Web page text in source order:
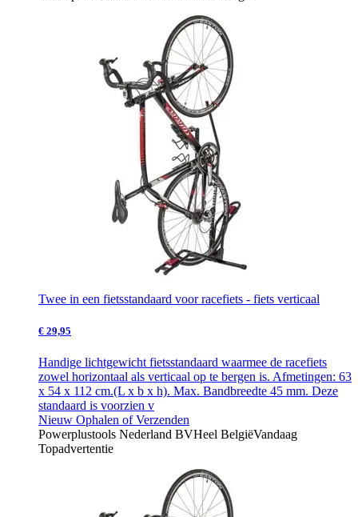
Twee in een fietsstandaard voor racefiets - fiets verticaal
€ 29,95
Handige lichtgewicht fietsstandaard waarmee de racefiets
zowel horizontaal als verticaal op te bergen is. Afmetingen: 63
x 54 x 112 cm.(L x b x h). Max. Bandbreedte 45 mm. Deze
standaard is voorzien v
Nieuw Ophalen of Verzenden
Powerplustools Nederland BVHeel BelgiëVandaag
Topadvertentie